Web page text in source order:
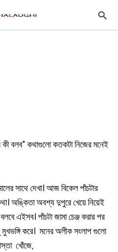
কী বলব” কথাগুলো কতকটা নিজের মনেই
সাথে দেখা। আজ বিকেল পাঁচটার
অঙ্কিতা অবশ্য দুপুরে খেয়ে নিয়েই
এইসব। পাঁচটা জামা চেঞ্জ করার পর
করে। মনের অলীক সংলাপ গুলো
খোঁজে,